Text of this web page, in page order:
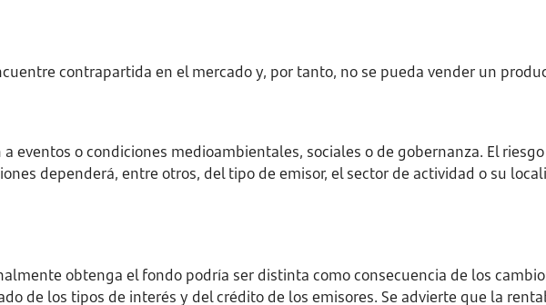
contrapartida en el mercado y, por tanto, no se pueda vender un
eventos o condiciones medioambientales, sociales o de gobernanza. El
dependerá, entre otros, del tipo de emisor, el sector de actividad o su
obtenga el fondo podría ser distinta como consecuencia de los
de los tipos de interés y del crédito de los emisores. Se advierte que la